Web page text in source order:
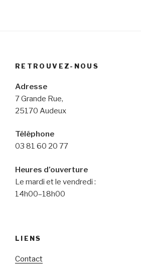
RETROUVEZ-NOUS
Adresse
7 Grande Rue,
25170 Audeux
Téléphone
03 81 60 20 77
Heures d’ouverture
Le mardi et le vendredi :
14h00–18h00
LIENS
Contact